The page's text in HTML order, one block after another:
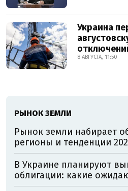
Украина
8 АВГУСТА, 11:50
РЫНОК ЗЕМЛИ
Рынок земли набирает
регионы и тенденции
В Украине планируют
облигации: какие